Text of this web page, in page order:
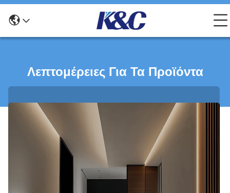
Λεπτομέρειες Για Τα Προϊόντα